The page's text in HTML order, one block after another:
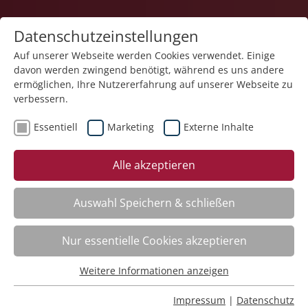
1
Veranstaltung "Basics in der Pflege – Kurs
Unterstützung im Alltag" (Nr. 06) wurde in den
Warenkorb gelegt.
Achtsame Berührung – neueste Forschungen
261402
Wann:
Mo.12.10.2026, 9.00 Uhr
Schloss Liebenau
Status:
Anmeldung auf Warteliste
Datenschutzeinstellungen
Auf unserer Webseite werden Cookies verwendet. Einige
davon werden zwingend benötigt, während es uns andere
ermöglichen, Ihre Nutzererfahrung auf unserer Webseite zu
verbessern.
Essentiell Marketing Externe Inhalte
Alle akzeptieren
Auswahl Speichern & schließen
Nur essentielle Cookies akzeptieren
Essentielle Cookies werden für grundlegende Funktionen
Weitere Informationen anzeigen
Impressum | Datenschutz